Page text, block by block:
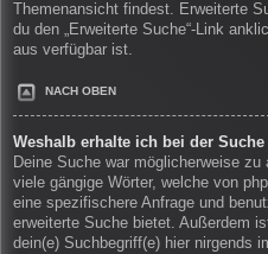
Themenansicht findest. Erweiterte
du den „Erweiterte Suche“-Link
aus verfügbar ist.
NACH OBEN
Weshalb erhalte ich bei der
Deine Suche war möglicherweise
viele gängige Wörter, welche von
eine spezifischere Anfrage und
erweiterte Suche bietet. Außerdem
dein(e) Suchbegriff(e) hier nirgends